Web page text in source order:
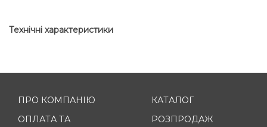
Технічні характеристики
ПРО КОМПАНІЮ
ОПЛАТА ТА
КАТАЛОГ
РОЗПРОДАЖ